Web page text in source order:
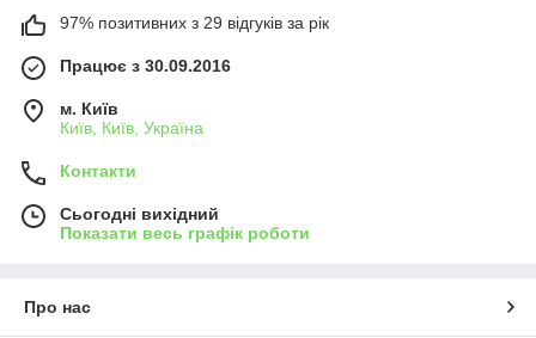
97% позитивних з 29 відгуків за рік
Працює з 30.09.2016
м. Київ
Київ, Київ, Україна
Контакти
Сьогодні вихідний
Показати весь графік роботи
Про нас